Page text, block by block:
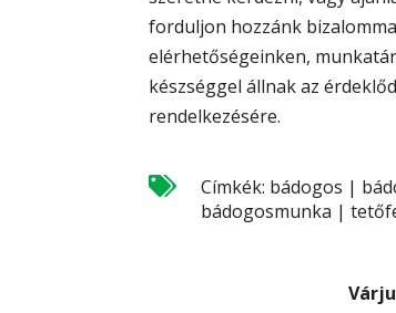
forduljon hozzánk
elérhetőségeinken,
készséggel állnak az
rendelkezésére.
 Címkék: bádogos |
bádogosmunka |